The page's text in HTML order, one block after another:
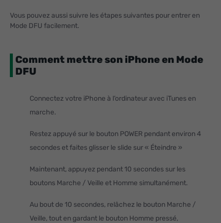
Vous pouvez aussi suivre les étapes suivantes pour entrer en
Mode DFU facilement.
Comment mettre son iPhone en Mode
DFU
Connectez votre iPhone à l’ordinateur avec iTunes en
marche.
Restez appuyé sur le bouton POWER pendant environ 4
secondes et faites glisser le slide sur « Éteindre »
Maintenant, appuyez pendant 10 secondes sur les
boutons Marche / Veille et Homme simultanément.
Au bout de 10 secondes, relâchez le bouton Marche /
Veille, tout en gardant le bouton Homme pressé,